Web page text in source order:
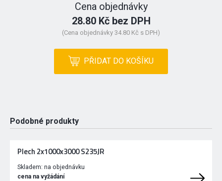
Cena objednávky
28.80 Kč bez DPH
(Cena objednávky 34.80 Kč s DPH)
PŘIDAT DO KOŠÍKU
Podobné produkty
Plech 2x1000x3000 S235JR
Skladem: na objednávku
cena na vyžádání